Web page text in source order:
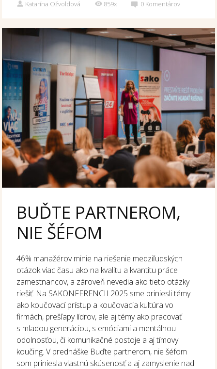
Katarína Ožvoldová 859x 0 Komentárov
BUĎTE PARTNEROM,
NIE ŠÉFOM
46% manažérov minie na riešenie medziľudských
otázok viac času ako na kvalitu a kvantitu práce
zamestnancov, a zároveň nevedia ako tieto otázky
riešiť. Na SAKONFERENCII 2025 sme priniesli témy
ako koučovací prístup a koučovacia kultúra vo
firmách, prešľapy lídrov, ale aj témy ako pracovať
s mladou generáciou, s emóciami a mentálnou
odolnosťou, či komunikačné postoje a aj tímovy
koučing. V prednáške Buďte partnerom, nie šéfom
som priniesla vlastnú skúsenosť a aj zamyslenie nad